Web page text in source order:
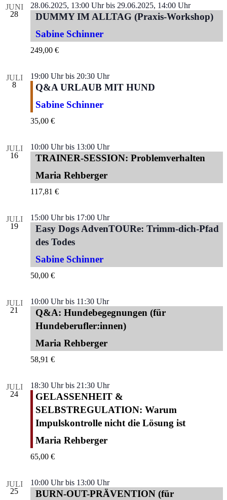
JUNI
28
28.06.2025, 13:00 Uhrbis 29.06.2025, 14:00 Uhr
DUMMY IM ALLTAG (Praxis-Workshop)
Sabine Schinner
249,00 €
JULI
8
19:00 Uhrbis 20:30 Uhr
Q&A URLAUB MIT HUND
Sabine Schinner
35,00 €
JULI
16
10:00 Uhrbis 13:00 Uhr
TRAINER-SESSION: Problemverhalten
Maria Rehberger
117,81 €
JULI
19
15:00 Uhrbis 17:00 Uhr
Easy Dogs AdvenTOURe: Trimm-dich-Pfad
des Todes
Sabine Schinner
50,00 €
JULI
21
10:00 Uhrbis 11:30 Uhr
Q&A: Hundebegegnungen (für
Hundeberufler:innen)
Maria Rehberger
58,91 €
JULI
24
18:30 Uhrbis 21:30 Uhr
GELASSENHEIT &
SELBSTREGULATION: Warum
Impulskontrolle nicht die Lösung ist
Maria Rehberger
65,00 €
JULI
25
10:00 Uhrbis 13:00 Uhr
BURN-OUT-PRÄVENTION (für